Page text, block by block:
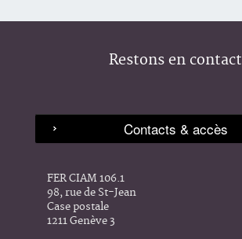
Restons en contact
FER CIAM 106.1
98, rue de St-Jean
Case postale
1211 Genève 3